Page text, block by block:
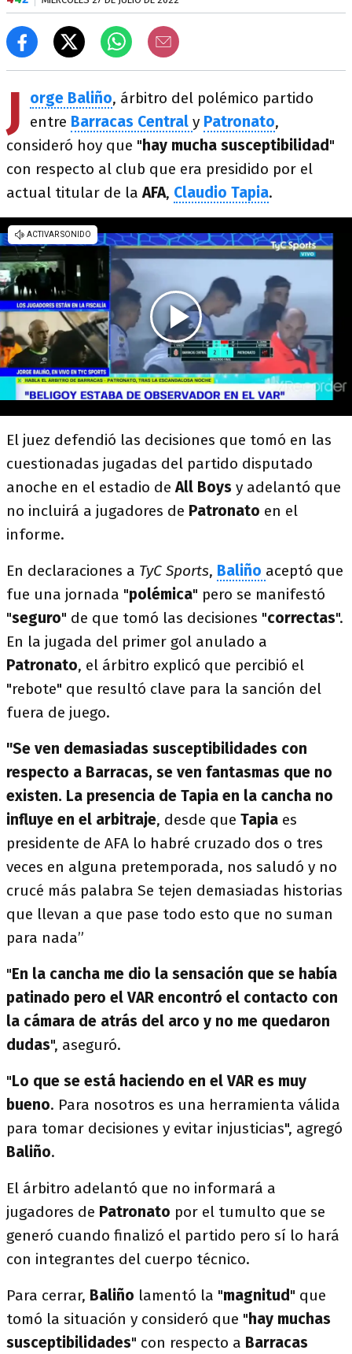
J orge Baliño, árbitro del polémico partido
entre Barracas Central y Patronato,
consideró hoy que " hay mucha susceptibilidad"
con respecto al club que era presidido por el
actual titular de laAFA, Claudio Tapia.
El juez defendió las decisiones que tomó en las
cuestionadas jugadas del partido disputado
anoche en el estadio deAll Boys y adelantó que
no incluirá a jugadores de Patronato en el
informe.
En declaraciones a TyC Sports, Baliño aceptó que
fue una jornada "polémica" pero se manifestó
"seguro" de que tomó las decisiones "correctas".
En la jugada del primer gol anulado a
Patronato, el árbitro explicó que percibió el
"rebote" que resultó clave para la sanción del
fuera de juego.
"Se ven demasiadas susceptibilidades con
respecto a Barracas, se ven fantasmas que no
existen. La presencia de Tapia en la cancha no
influye en el arbitraje, desde que Tapia es
presidente de AFA lo habré cruzado dos o tres
veces en alguna pretemporada, nos saludó y no
crucé más palabra Se tejen demasiadas historias
que llevan a que pase todo esto que no suman
para nada”
"En la cancha me dio la sensación que se había
patinado pero el VAR encontró el contacto con
la cámara de atrás del arco y no me quedaron
dudas", aseguró.
"Lo que se está haciendo en el VAR es muy
bueno. Para nosotros es una herramienta válida
para tomar decisiones y evitar injusticias", agregó
Baliño.
El árbitro adelantó que no informará a
jugadores de Patronato por el tumulto que se
generó cuando finalizó el partido pero sí lo hará
con integrantes del cuerpo técnico.
Para cerrar, Baliño lamentó la "magnitud" que
tomó la situación y consideró que " hay muchas
susceptibilidades" con respecto a Barracas